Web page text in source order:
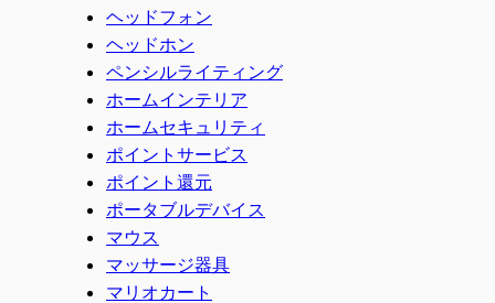
ヘッドフォン
ヘッドホン
ペンシルライティング
ホームインテリア
ホームセキュリティ
ポイントサービス
ポイント還元
ポータブルデバイス
マウス
マッサージ器具
マリオカート